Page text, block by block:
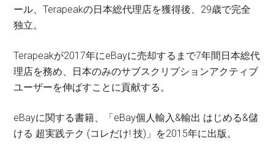
ール、Terapeakの日本総代理店を獲得後、29歳で完全
独立。
Terapeakが2017年にeBayに売却するまで7年間日本総代
理店を務め、日本のみのサブスクリプションアクティブ
ユーザーを伸ばすことに貢献する。
eBayに関する書籍、「eBay個人輸入&輸出 はじめる&儲
ける 超実践テク (コレだけ! 技)」を2015年に出版。